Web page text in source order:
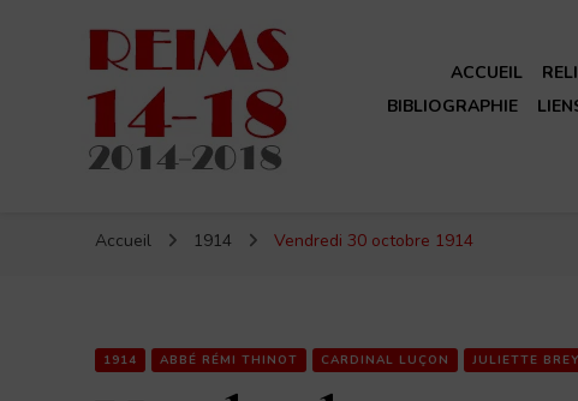
ACCUEIL
BIBLIOGRAPHIE
Accueil 1914 Vendredi 30 octobre 1914
1914 ABBÉ RÉMI THINOT CARDINAL LUÇON JULIETTE